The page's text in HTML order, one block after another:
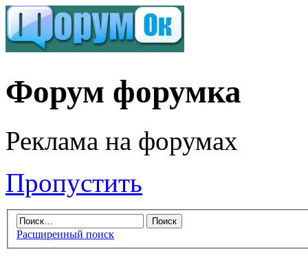
Форум форумка
Реклама на форумах
Пропустить
Расширенный поиск